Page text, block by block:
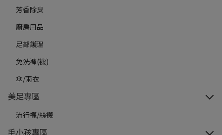
芳香除臭
廚房用品
足部護理
免洗褲(襪)
傘/雨衣
美足專區
流行襪/絲襪
毛小孩專區